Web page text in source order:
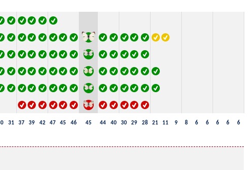
31 37 39 42 47 45 46 45 44 40 30 29 28 21 11 9 8 6 6 6 6 6